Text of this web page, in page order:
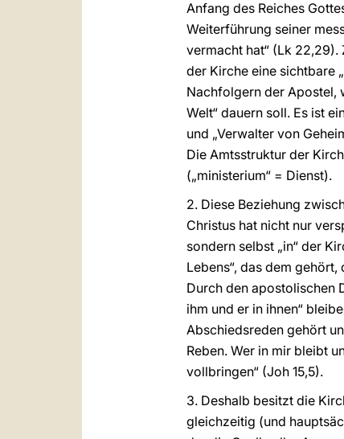
Anfang des Reiches
Weiterführung seiner
vermacht hat“ (Lk
der Kirche eine sichtbare
Nachfolgern der Apostel,
Welt“ dauern soll. Es ist
und „Verwalter von
Die Amtsstruktur der
(„ministerium“ = Dienst).
2. Diese Beziehung
Christus hat nicht nur
sondern selbst „in“ der
Lebens“, das dem
Durch den apostolischen
ihm und er in ihnen“
Abschiedsreden gehört
Reben. Wer in mir bleibt
vollbringen“ (Joh 15,5).
3. Deshalb besitzt die
gleichzeitig (und